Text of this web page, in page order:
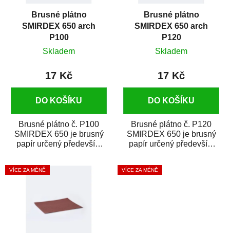
ů
Brusné plátno
SMIRDEX 650 arch
P100
Skladem
17 Kč
DO KOŠÍKU
Brusné plátno č. P100
SMIRDEX 650 je brusný
papír určený především
dřeva a kovu. Je...
Brusné plátno
SMIRDEX 650 arch
P120
Skladem
17 Kč
DO KOŠÍKU
Brusné plátno č. P120
SMIRDEX 650 je brusný
papír určený především
dřeva a kovu. Je...
VÍCE ZA MÉNĚ VÍCE ZA MÉNĚ